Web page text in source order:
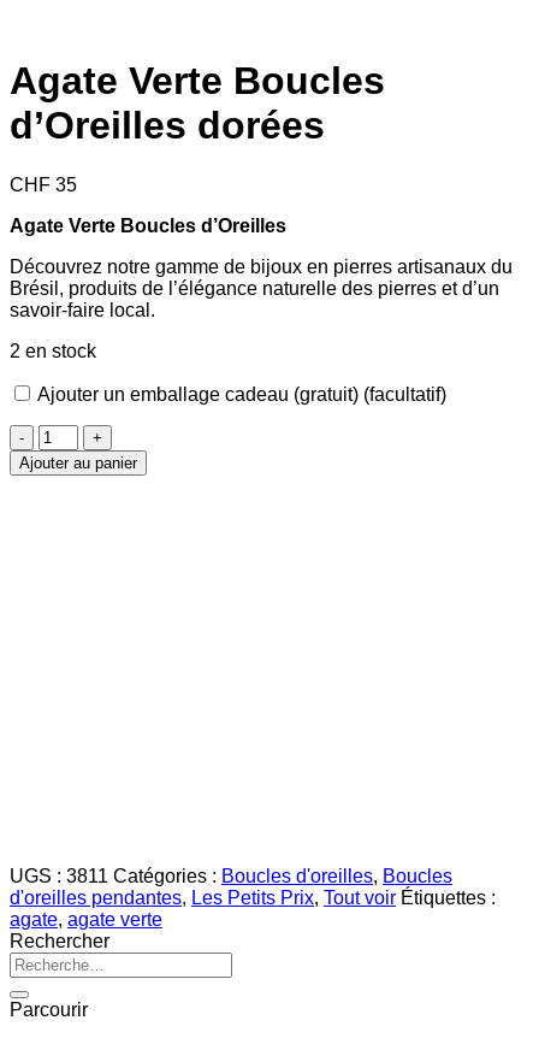
Agate Verte Boucles
d’Oreilles dorées
CHF 35
Agate Verte Boucles d’Oreilles
Découvrez notre gamme de bijoux en pierres artisanaux du
Brésil, produits de l’élégance naturelle des pierres et d’un
savoir-faire local.
2 en stock
Ajouter un emballage cadeau (gratuit) (facultatif)
quantité
de
Agate
Ajouter au panier
UGS : 3811 Catégories : Boucles d'oreilles, Boucles
d'oreilles pendantes, Les Petits Prix, Tout voir Étiquettes :
agate, agate verte
Rechercher
Recherche
pour :
Parcourir